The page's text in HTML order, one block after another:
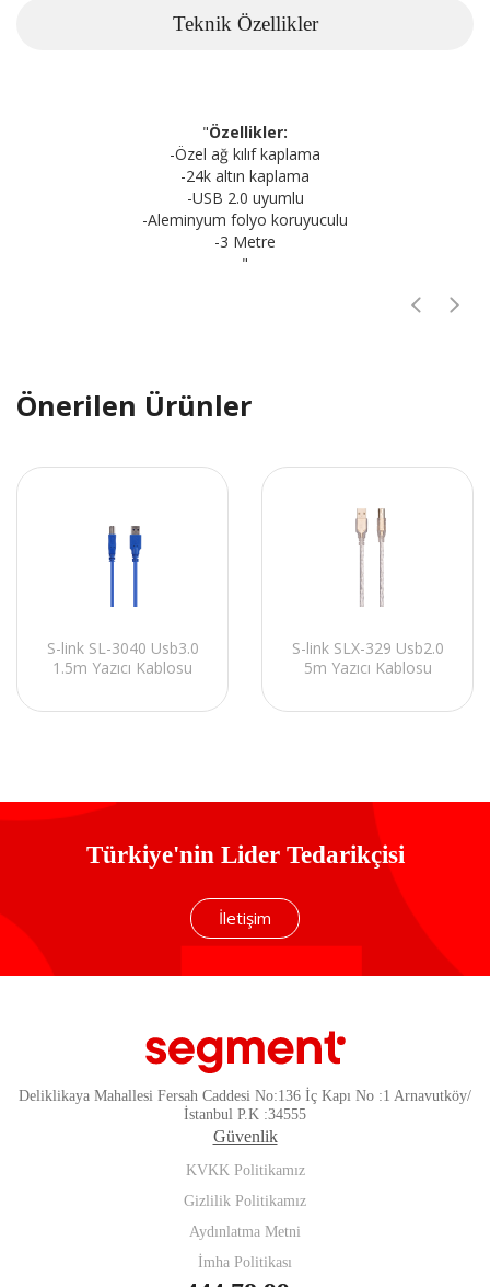
Teknik Özellikler
"Özellikler:
-Özel ağ kılıf kaplama
-24k altın kaplama
-USB 2.0 uyumlu
-Aleminyum folyo koruyuculu
-3 Metre
"
Önerilen Ürünler
S-link SL-3040 Usb3.0
1.5m Yazıcı Kablosu
S-link SLX-329 Usb2.0
5m Yazıcı Kablosu
Türkiye'nin Lider Tedarikçisi
İletişim
Deliklikaya Mahallesi Fersah Caddesi No:136 İç Kapı No :1 Arnavutköy/
İstanbul P.K :34555
Güvenlik
KVKK Politikamız
Gizlilik Politikamız
Aydınlatma Metni
İmha Politikası